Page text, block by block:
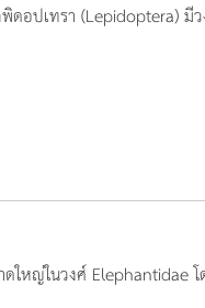
อปเทรา (Lepidoptera) มี
ใหญ่ในวงศ์ Elephantidae